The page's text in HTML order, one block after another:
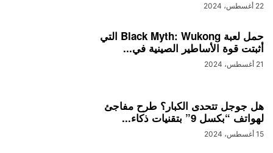
22 أغسطس، 2024
حمل لعبة Black Myth: Wukong التي
أثبتت قوة الأساطير الصينية في...
21 أغسطس، 2024
هل جوجل تتحدى الكبار؟ طرح مفاجئ
لهواتف “بكسل 9” بتقنيات ذكاء...
15 أغسطس، 2024